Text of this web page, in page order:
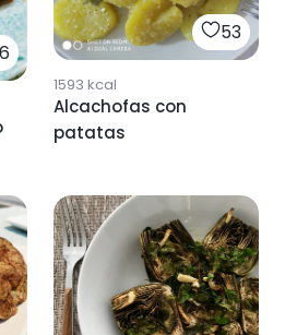
53
1593 kcal
Alcachofas con
patatas